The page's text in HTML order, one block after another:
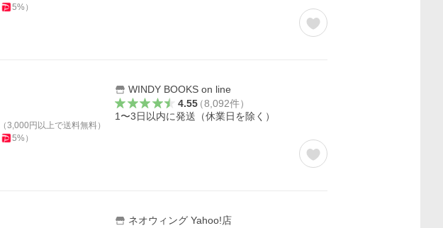
5%）
（3,000 円以上で送料無料）
5%）
WINDY BOOKS on line
4.55（8,092件）
1〜3日以内に発送（休業日を除く）
ネオウィング Yahoo!店